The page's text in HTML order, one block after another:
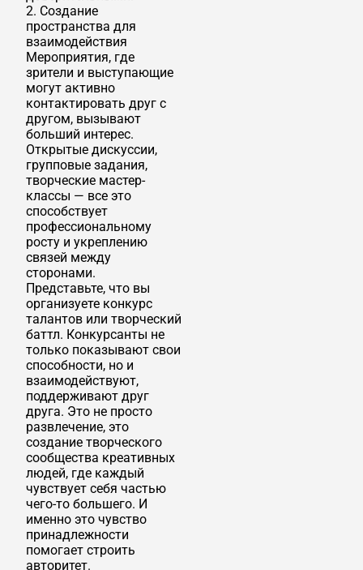
2. Создание
пространства для
взаимодействия
Мероприятия, где
зрители и выступающие
могут активно
контактировать друг с
другом, вызывают
больший интерес.
Открытые дискуссии,
групповые задания,
творческие мастер-
классы — все это
способствует
профессиональному
росту и укреплению
связей между
сторонами.
Представьте, что вы
организуете конкурс
талантов или творческий
баттл. Конкурсанты не
только показывают свои
способности, но и
взаимодействуют,
поддерживают друг
друга. Это не просто
развлечение, это
создание творческого
сообщества креативных
людей, где каждый
чувствует себя частью
чего-то большего. И
именно это чувство
принадлежности
помогает строить
авторитет.